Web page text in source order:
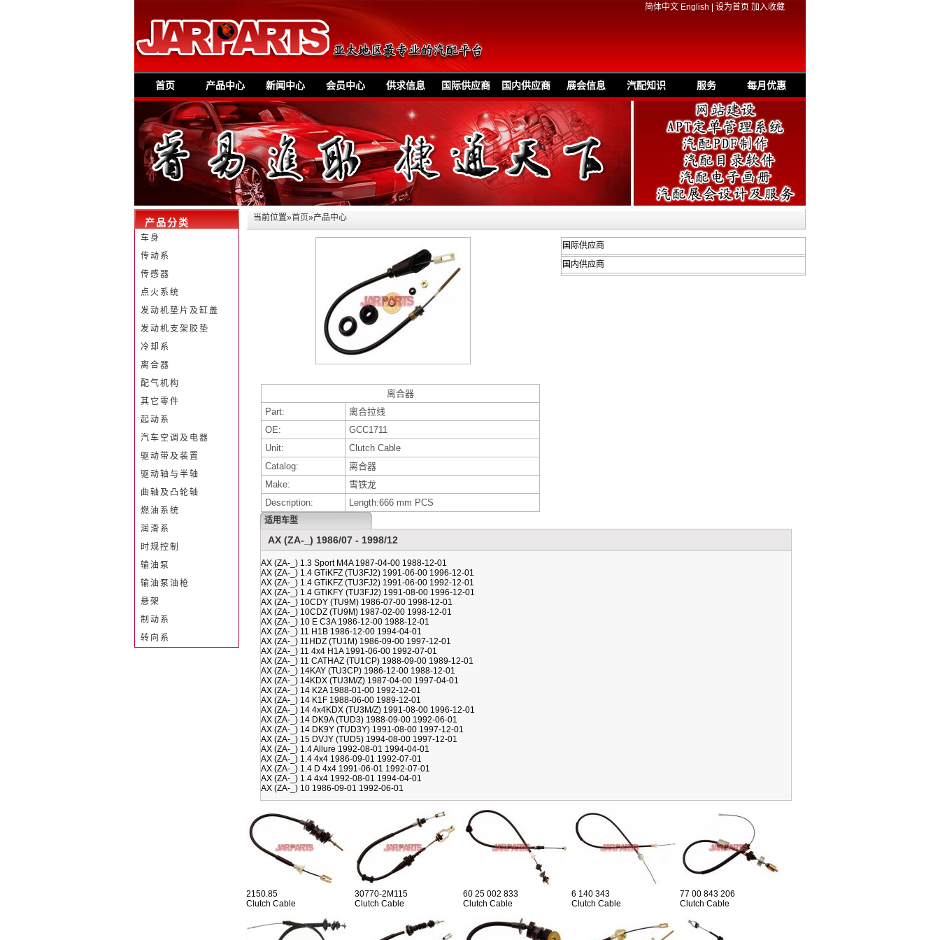
简体中文 English 设为首页 加入收藏
首页 产品中心 新闻中心 会员中心 供求信息 国际供应商 国内供应商 展会信息 汽配知识 服务 每月优惠
当前位置»首页»产品中心
离合器
Part:
离合拉线
OE:
GCC1711
Unit:
Clutch Cable
Catalog:
离合器
Make:
雪铁龙
Description:
Length:666 mm PCS
国际供应商
国内供应商
适用车型
AX (ZA-_) 1986/07 - 1998/12
AX (ZA-_) 1.3 Sport M4A 1987-04-00 1988-12-01
AX (ZA-_) 1.4 GTiKFZ (TU3FJ2) 1991-06-00 1996-12-01
AX (ZA-_) 1.4 GTiKFZ (TU3FJ2) 1991-06-00 1992-12-01
AX (ZA-_) 1.4 GTiKFY (TU3FJ2) 1991-08-00 1996-12-01
AX (ZA-_) 10CDY (TU9M) 1986-07-00 1998-12-01
AX (ZA-_) 10CDZ (TU9M) 1987-02-00 1998-12-01
AX (ZA-_) 10 E C3A 1986-12-00 1988-12-01
AX (ZA-_) 11 H1B 1986-12-00 1994-04-01
AX (ZA-_) 11HDZ (TU1M) 1986-09-00 1997-12-01
AX (ZA-_) 11 4x4 H1A 1991-06-00 1992-07-01
AX (ZA-_) 11 CATHAZ (TU1CP) 1988-09-00 1989-12-01
AX (ZA-_) 14KAY (TU3CP) 1986-12-00 1988-12-01
AX (ZA-_) 14KDX (TU3M/Z) 1987-04-00 1997-04-01
AX (ZA-_) 14 K2A 1988-01-00 1992-12-01
AX (ZA-_) 14 K1F 1988-06-00 1989-12-01
AX (ZA-_) 14 4x4KDX (TU3M/Z) 1991-08-00 1996-12-01
AX (ZA-_) 14 DK9A (TUD3) 1988-09-00 1992-06-01
AX (ZA-_) 14 DK9Y (TUD3Y) 1991-08-00 1997-12-01
AX (ZA-_) 15 DVJY (TUD5) 1994-08-00 1997-12-01
AX (ZA-_) 1.4 Allure 1992-08-01 1994-04-01
AX (ZA-_) 1.4 4x4 1986-09-01 1992-07-01
AX (ZA-_) 1.4 D 4x4 1991-06-01 1992-07-01
AX (ZA-_) 1.4 4x4 1992-08-01 1994-04-01
AX (ZA-_) 10 1986-09-01 1992-06-01
2150.85
Clutch Cable
30770-2M115
Clutch Cable
60 25 002 833
Clutch Cable
6 140 343
Clutch Cable
77 00 843 206
Clutch Cable
产品分类
车身
传动系
传感器
点火系统
发动机垫片及缸盖
发动机支架胶垫
冷却系
离合器
配气机构
其它零件
起动系
汽车空调及电器
驱动带及装置
驱动轴与半轴
曲轴及凸轮轴
燃油系统
润滑系
时规控制
输油泵
输油泵油枪
悬架
制动系
转向系